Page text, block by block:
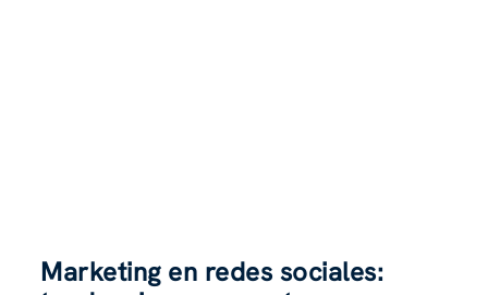
Marketing en redes sociales: